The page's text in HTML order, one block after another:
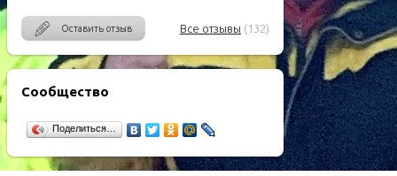
Оставить отзыв Все отзывы (132)
Сообщество
Поделиться…